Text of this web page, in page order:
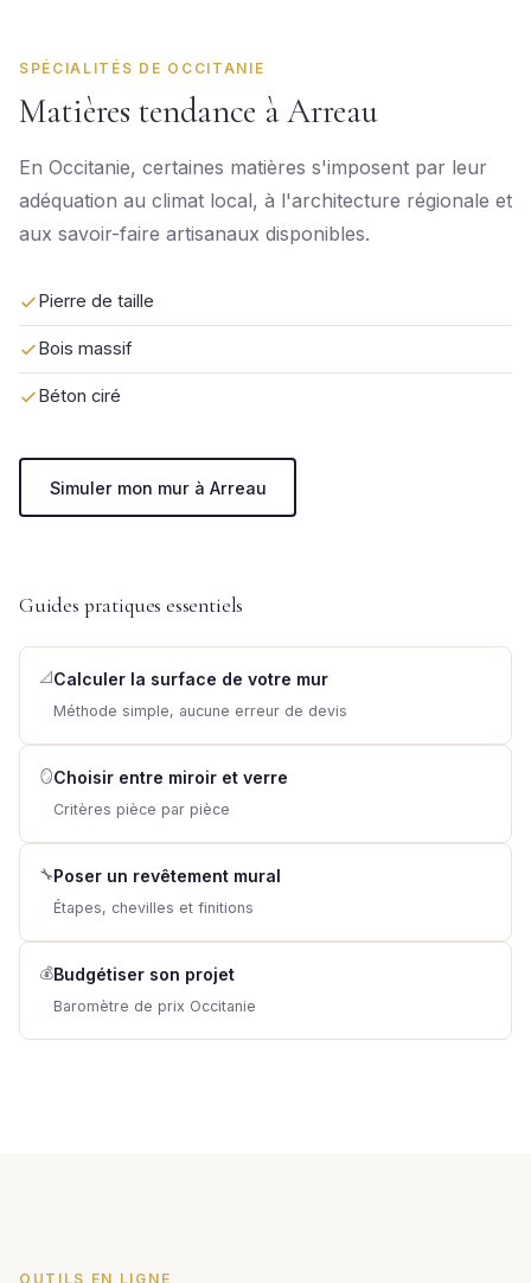
SPÉCIALITÉS DE OCCITANIE
Matières tendance à Arreau
En Occitanie, certaines matières s'imposent par leur
adéquation au climat local, à l'architecture régionale et
aux savoir-faire artisanaux disponibles.
Pierre de taille
Bois massif
Béton ciré
Simuler mon mur à Arreau
Guides pratiques essentiels
📐 Calculer la surface de votre mur
Méthode simple, aucune erreur de devis
🪞Choisir entre miroir et verre
Critères pièce par pièce
🔧Poser un revêtement mural
Étapes, chevilles et finitions
💰Budgétiser son projet
Baromètre de prix Occitanie
OUTILS EN LIGNE